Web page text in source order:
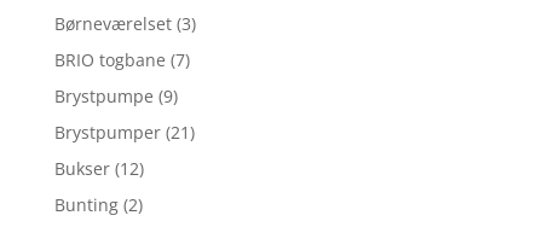
Børneværelset (3)
BRIO togbane (7)
Brystpumpe (9)
Brystpumper (21)
Bukser (12)
Bunting (2)